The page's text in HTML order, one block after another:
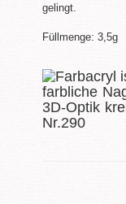
gelingt.
Füllmenge: 3,5g